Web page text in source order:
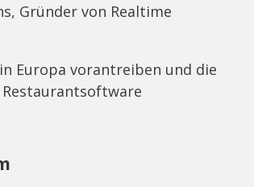
Gründer von Realtime
Europa vorantreiben und die